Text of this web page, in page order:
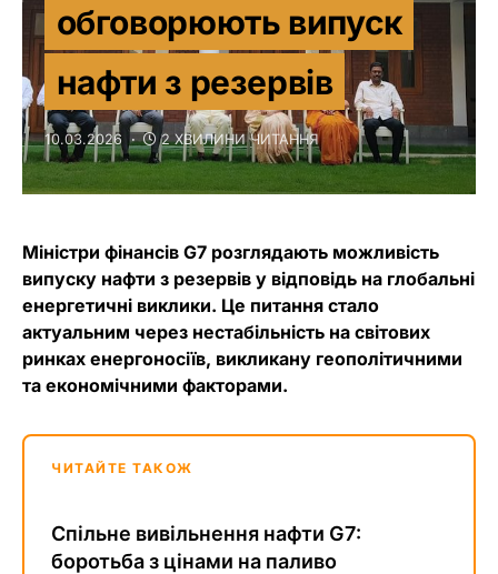
обговорюють випуск
нафти з резервів
10.03.2026 2 ХВИЛИНИ ЧИТАННЯ
Міністри фінансів G7 розглядають можливість
випуску нафти з резервів у відповідь на глобальні
енергетичні виклики. Це питання стало
актуальним через нестабільність на світових
ринках енергоносіїв, викликану геополітичними
та економічними факторами.
ЧИТАЙТЕ ТАКОЖ
Спільне вивільнення нафти G7:
боротьба з цінами на паливо